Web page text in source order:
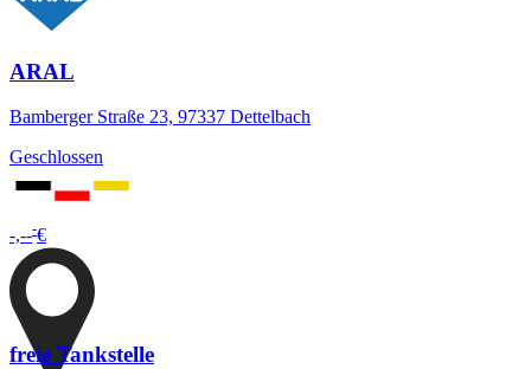
ARAL
Bamberger Straße 23, 97337 Dettelbach
Geschlossen
-,---€
freie Tankstelle